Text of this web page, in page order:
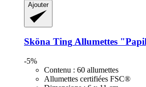
Ajouter
Sköna TingAllumettes
-5%
Contenu : 60 allumettes
Allumettes certifiées FSC®